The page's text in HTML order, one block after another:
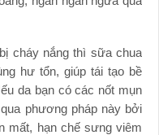
cháy nắng thì sữa chua
hư tổn, giúp tái tạo bề
da bạn có các nốt mụn
phương pháp này bởi
mất, hạn chế sưng viêm